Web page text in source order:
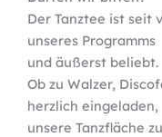
Der Tanztee ist seit
unseres Programms
und äußerst beliebt.
Ob zu Walzer,
herzlich eingeladen,
unsere Tanzfläche